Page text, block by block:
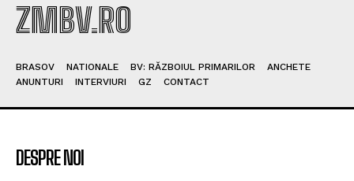
ZMBV.RO
BRASOV NATIONALE BV: RĂZBOIUL PRIMARILOR
ANCHETE
ANUNTURI
INTERVIURI GZ CONTACT
DESPRE NOI